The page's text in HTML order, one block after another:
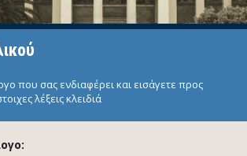
που σας ενδιαφέρει και εισάγετε προς
λέξεις κλειδιά